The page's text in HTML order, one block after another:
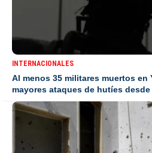
INTERNACIONALES
Al menos 35 militares muertos en
mayores ataques de hutíes desde